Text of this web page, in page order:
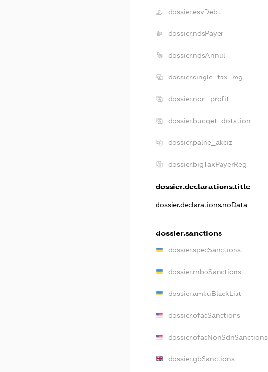
dossier.esvDebt
dossier.ndsPayer
dossier.ndsAnnul
dossier.single_tax_reg
dossier.non_profit
dossier.budget_dotation
dossier.palne_akciz
dossier.bigTaxPayerReg
dossier.declarations.title
dossier.declarations.noData
dossier.sanctions
dossier.specSanctions
dossier.rnboSanctions
dossier.amkuBlackList
dossier.ofacSanctions
dossier.ofacNonSdnSanctions
dossier.gbSanctions